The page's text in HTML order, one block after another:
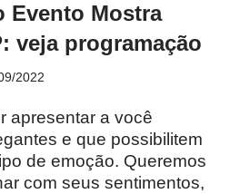
Evento Mostra
veja programação
2022
apresentar a você
e que possibilitem
de emoção. Queremos
com seus sentimentos,